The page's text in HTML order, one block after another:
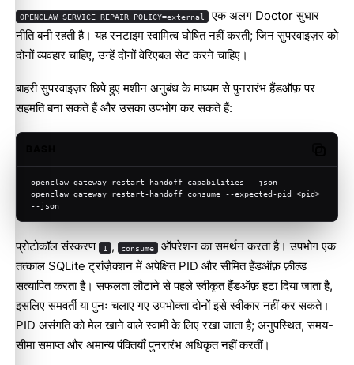
OPENCLAW_SERVICE_REPAIR_POLICY=external एक अलग Doctor सुधार
नीति बनी रहती है। यह रनटाइम स्वामित्व घोषित नहीं करती; जिन सुपरवाइज़र को
दोनों व्यवहार चाहिए, उन्हें दोनों वेरिएबल सेट करने चाहिए।
बाहरी सुपरवाइज़र छिपे हुए मशीन अनुबंध के माध्यम से पुनरारंभ हैंडऑफ़ पर
सहमति बना सकते हैं और उसका उपभोग कर सकते हैं:
openclaw gateway restart-handoff capabilities --json
openclaw gateway restart-handoff consume --expected-pid <pid>
--json
प्रोटोकॉल संस्करण 1 , consume
ऑपरेशन का समर्थन करता है। उपभोग एक
तत्काल SQLite ट्रांज़ैक्शन में अपेक्षित PID और सीमित हैंडऑफ़ फ़ील्ड
सत्यापित करता है। सफलता लौटाने से पहले स्वीकृत हैंडऑफ़ हटा दिया जाता है,
इसलिए समवर्ती या पुनः चलाए गए उपभोक्ता दोनों इसे स्वीकार नहीं कर सकते।
PID असंगति को मेल खाने वाले स्वामी के लिए रखा जाता है; अनुपस्थित, समय-
सीमा समाप्त और अमान्य पंक्तियाँ पुनरारंभ अधिकृत नहीं करतीं।